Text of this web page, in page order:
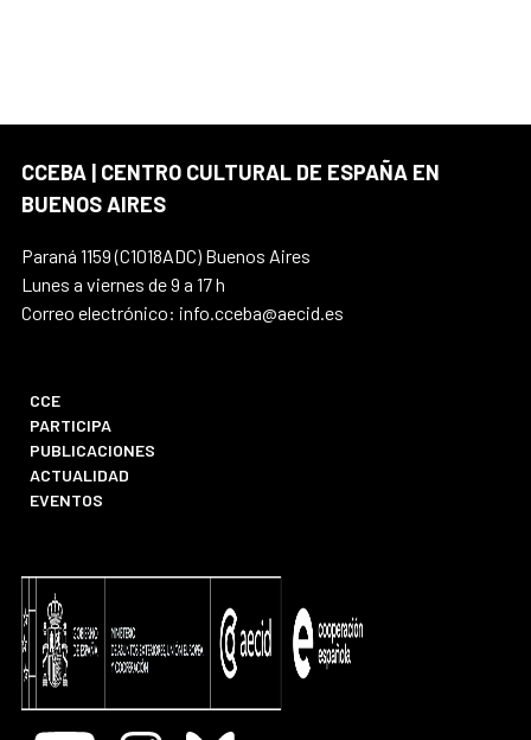
CCEBA | CENTRO CULTURAL DE ESPAÑA EN
BUENOS AIRES
Paraná 1159 (C1018ADC) Buenos Aires
Lunes a viernes de 9 a 17 h
Correo electrónico: info.cceba@aecid.es
CCE
PARTICIPA
PUBLICACIONES
ACTUALIDAD
EVENTOS